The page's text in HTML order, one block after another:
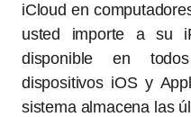
iCloud en
usted importe a su
disponible en
dispositivos iOS y
sistema almacena las